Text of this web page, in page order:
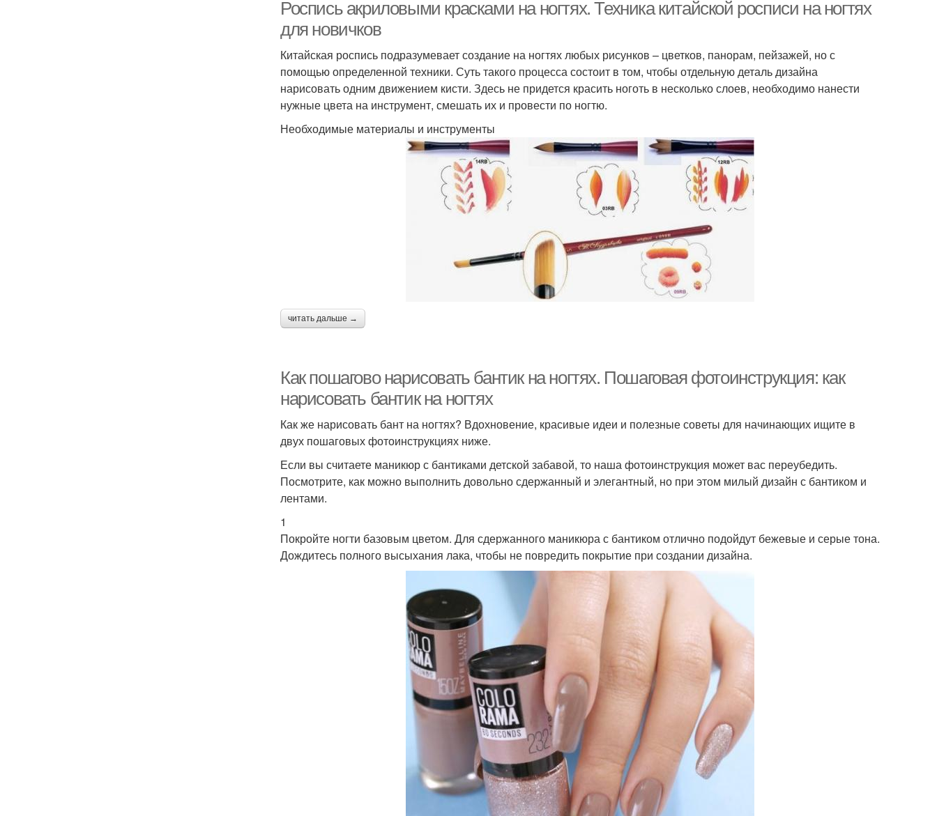
Роспись акриловыми красками на ногтях. Техника китайской росписи на ногтях
для новичков
Китайская роспись подразумевает создание на ногтях любых рисунков – цветков, панорам, пейзажей, но с
помощью определенной техники. Суть такого процесса состоит в том, чтобы отдельную деталь дизайна
нарисовать одним движением кисти. Здесь не придется красить ноготь в несколько слоев, необходимо нанести
нужные цвета на инструмент, смешать их и провести по ногтю.
Необходимые материалы и инструменты
читать дальше →
Как пошагово нарисовать бантик на ногтях. Пошаговая фотоинструкция: как
нарисовать бантик на ногтях
Как же нарисовать бант на ногтях? Вдохновение, красивые идеи и полезные советы для начинающих ищите в
двух пошаговых фотоинструкциях ниже.
Если вы считаете маникюр с бантиками детской забавой, то наша фотоинструкция может вас переубедить.
Посмотрите, как можно выполнить довольно сдержанный и элегантный, но при этом милый дизайн с бантиком и
лентами.
1
Покройте ногти базовым цветом. Для сдержанного маникюра с бантиком отлично подойдут бежевые и серые тона.
Дождитесь полного высыхания лака, чтобы не повредить покрытие при создании дизайна.